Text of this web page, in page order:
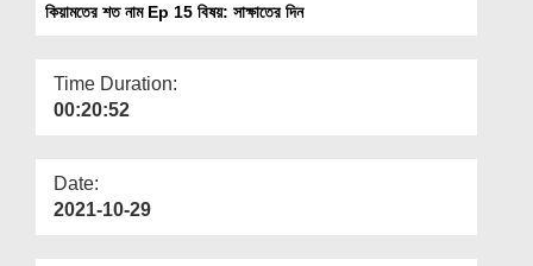
কিয়ামতের শত নাম Ep 15 বিষয়: সাক্ষাতের দিন
Time Duration:
00:20:52
Date:
2021-10-29